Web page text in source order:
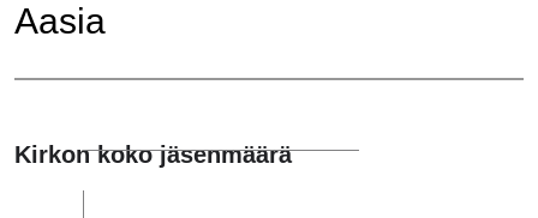
Aasia
Kirkon koko jäsenmäärä